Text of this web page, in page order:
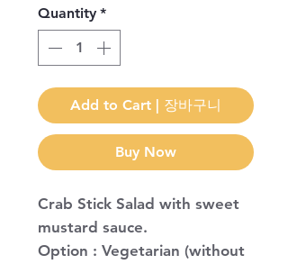
Quantity *
Add to Cart | 장바구니
Buy Now
Crab Stick Salad with sweet
mustard sauce.
Option : Vegetarian (without